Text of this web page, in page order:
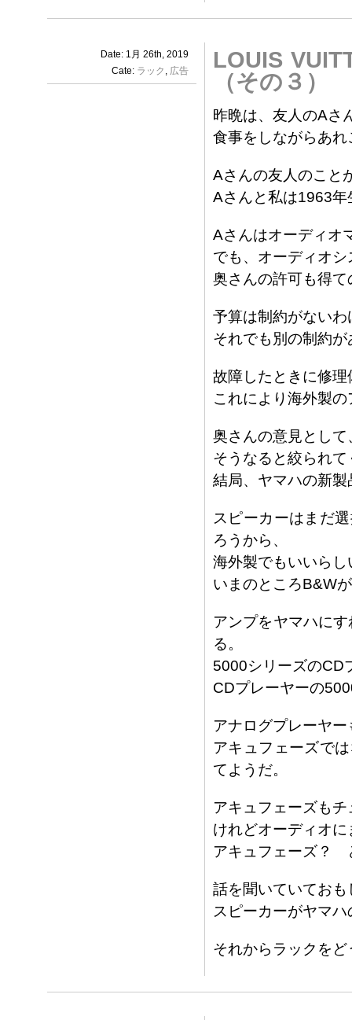
Date: 1月 26th, 2019
Cate: ラック , 広告
LOUIS
（その３）
昨晩は、友人のAさ
食事をしながらあ
Aさんの友人のこと
Aさんと私は1963
Aさんはオーディオ
でも、オーディオ
奥さんの許可も得
予算は制約がない
それでも別の制約が
故障したときに修
これにより海外製
奥さんの意見とし
そうなると絞られて
結局、ヤマハの新
スピーカーはまだ
ろうから、
海外製でもいいらし
いまのところB&W
アンプをヤマハに
る。
5000シリーズのCD
CDプレーヤーの
アナログプレーヤー
アキュフェーズで
てようだ。
アキュフェーズも
けれどオーディオ
アキュフェーズ？
話を聞いていてお
スピーカーがヤマ
それからラックを